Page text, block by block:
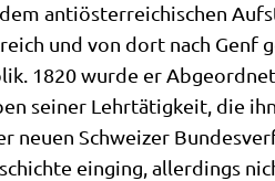
anti­öster­rei­chi­schen
und von dort nach
1820 wur­de er
sei­ner Lehr­tä­tig­keit, die
neu­en Schwei­zer
ein­ging, aller­dings